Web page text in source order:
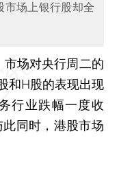
市场上银行股却全
市场对央行周二的
和H股的表现出现
行业跌幅一度收
同时，港股市场